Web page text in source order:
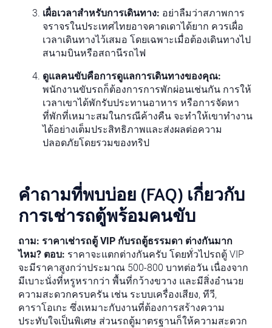
เผื่อเวลาสำหรับการเดินทาง: อย่าลืมว่าสภาพการ
จราจรในประเทศไทยอาจคาดเดาได้ยาก ควรเผื่อ
เวลาเดินทางไว้เสมอ โดยเฉพาะเมื่อต้องเดินทางไป
สนามบินหรือสถานีรถไฟ
ดูแลคนขับคือการดูแลการเดินทางของคุณ:
พนักงานขับรถก็ต้องการการพักผ่อนเช่นกัน การให้
เวลาเขาได้พักรับประทานอาหาร หรือการจัดหา
ที่พักที่เหมาะสมในกรณีค้างคืน จะทำให้เขาทำงาน
ได้อย่างเต็มประสิทธิภาพและส่งผลต่อความ
ปลอดภัยโดยรวมของทริป
คำถามที่พบบ่อย (FAQ) เกี่ยวกับ
การเช่ารถตู้พร้อมคนขับ
ถาม: ราคาเช่ารถตู้ VIP กับรถตู้ธรรมดา ต่างกันมาก
ไหม? ตอบ: ราคาจะแตกต่างกันครับ โดยทั่วไปรถตู้ VIP
จะมีราคาสูงกว่าประมาณ 500-800 บาทต่อวัน เนื่องจาก
มีเบาะนั่งที่หรูหรากว่า พื้นที่กว้างขวาง และมีสิ่งอำนวย
ความสะดวกครบครัน เช่น ระบบเครื่องเสียง, ทีวี,
คาราโอเกะ ซึ่งเหมาะกับงานที่ต้องการสร้างความ
ประทับใจเป็นพิเศษ ส่วนรถตู้มาตรฐานก็ให้ความสะดวก